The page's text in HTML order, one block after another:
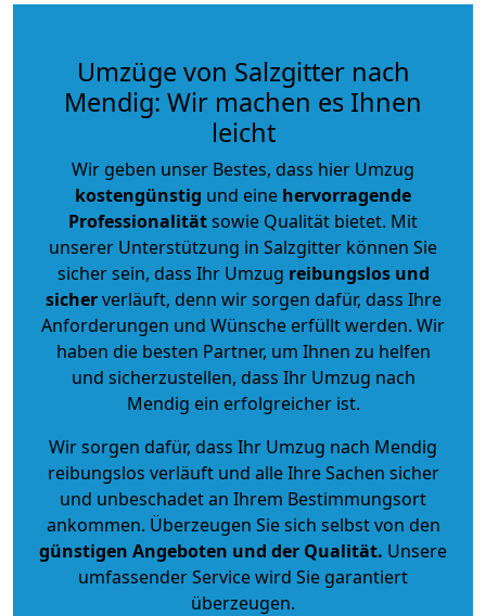
Umzüge von Salzgitter nach
Mendig: Wir machen es Ihnen
leicht
Wir geben unser Bestes, dass hier Umzug
kostengünstig und eine hervorragende
Professionalitätsowie Qualität bietet. Mit
unserer Unterstützung in Salzgitter können Sie
sicher sein, dass Ihr Umzug reibungslos und
sicherverläuft, denn wir sorgen dafür, dass Ihre
Anforderungen und Wünsche erfüllt werden. Wir
haben die besten Partner, um Ihnen zu helfen
und sicherzustellen, dass Ihr Umzug nach
Mendig ein erfolgreicher ist.
Wir sorgen dafür, dass Ihr Umzug nach Mendig
reibungslos verläuft und alle Ihre Sachen sicher
und unbeschadet an Ihrem Bestimmungsort
ankommen. Überzeugen Sie sich selbst von den
günstigen Angeboten und der Qualität. Unsere
umfassender Service wird Sie garantiert
überzeugen.